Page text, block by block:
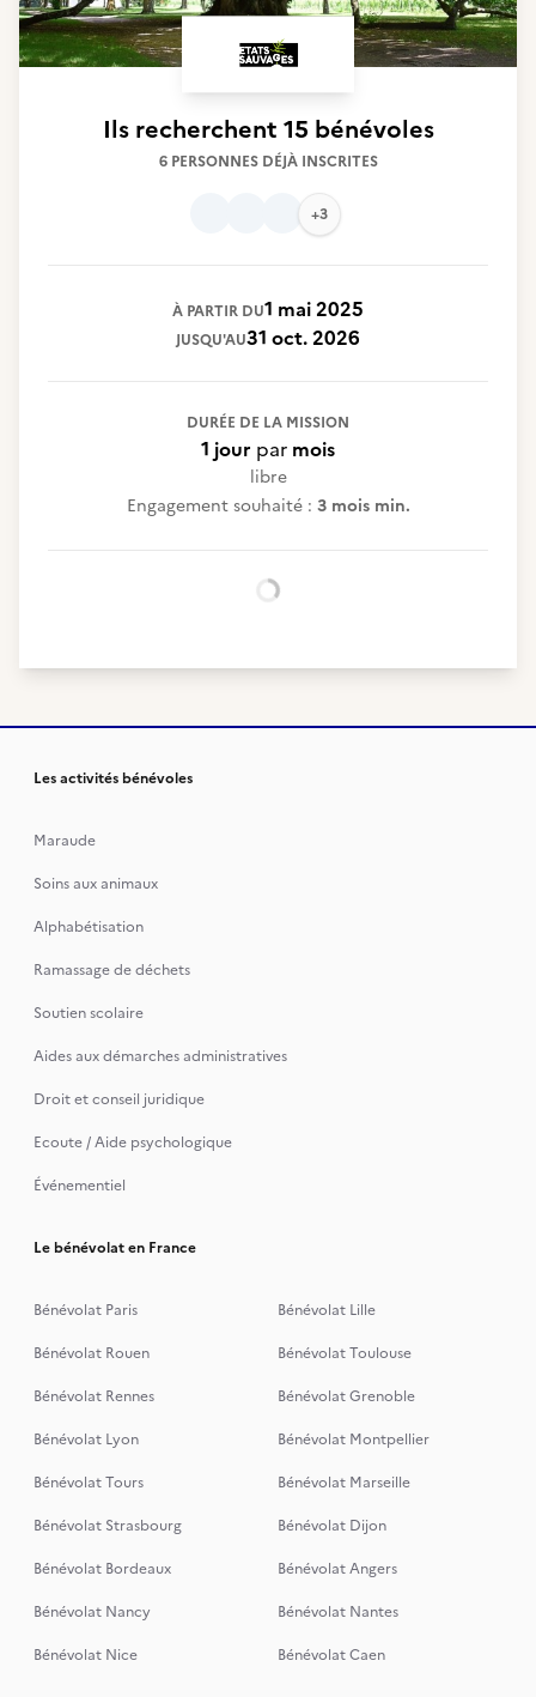
Ils recherchent 15 bénévoles
6 PERSONNES DÉJÀ INSCRITES
+3
À PARTIR DU1 mai 2025
JUSQU'AU31 oct. 2026
DURÉE DE LA MISSION
1 jour par mois
libre
Engagement souhaité : 3 mois min.
Chargement...
Les activités bénévoles
Maraude
Soins aux animaux
Alphabétisation
Ramassage de déchets
Soutien scolaire
Aides aux démarches administratives
Droit et conseil juridique
Ecoute / Aide psychologique
Événementiel
Le bénévolat en France
Bénévolat Paris
Bénévolat Lille
Bénévolat Rouen
Bénévolat Toulouse
Bénévolat Rennes
Bénévolat Grenoble
Bénévolat Lyon
Bénévolat Montpellier
Bénévolat Tours
Bénévolat Marseille
Bénévolat Strasbourg
Bénévolat Dijon
Bénévolat Bordeaux
Bénévolat Angers
Bénévolat Nancy
Bénévolat Nantes
Bénévolat Nice
Bénévolat Caen